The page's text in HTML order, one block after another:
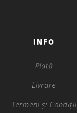
INFO
Plată
Livrare
Termeni și Condiții